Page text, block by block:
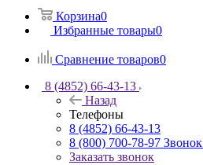
Корзина0
Избранные товары0
Сравнение товаров0
8 (4852) 66-43-13
Назад
Телефоны
8 (4852) 66-43-13
8 (800) 700-78-97
Заказать звонок